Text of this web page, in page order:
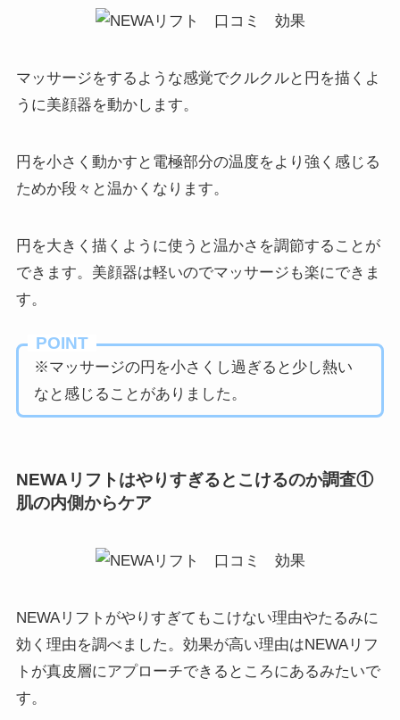
マッサージをするような感覚でクルクルと円を描くよ
うに美顔器を動かします。
円を小さく動かすと電極部分の温度をより強く感じる
ためか段々と温かくなります。
円を大きく描くように使うと温かさを調節することが
できます。美顔器は軽いのでマッサージも楽にできま
す。
POINT
※マッサージの円を小さくし過ぎると少し熱い
なと感じることがありました。
NEWAリフトはやりすぎるとこけるのか調査①
肌の内側からケア
NEWAリフトがやりすぎてもこけない理由やたるみに
効く理由を調べました。効果が高い理由はNEWAリフ
トが真皮層にアプローチできるところにあるみたいで
す。